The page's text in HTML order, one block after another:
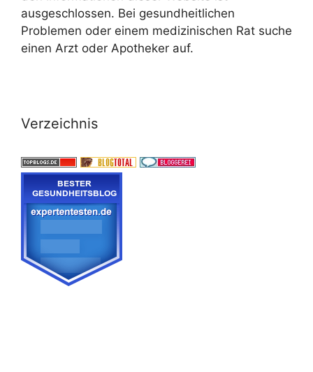
ausgeschlossen. Bei gesundheitlichen
Problemen oder einem medizinischen Rat suche
einen Arzt oder Apotheker auf.
Verzeichnis